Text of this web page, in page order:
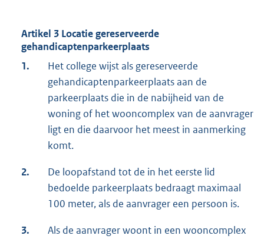
Artikel 3 Locatie gereserveerde
gehandicaptenparkeerplaats
1.
Het college wijst als gereserveerde
gehandicaptenparkeerplaats aan de
parkeerplaats die in de nabijheid van de
woning of het wooncomplex van de aanvrager
ligt en die daarvoor het meest in aanmerking
komt.
2.
De loopafstand tot de in het eerste lid
bedoelde parkeerplaats bedraagt maximaal
100 meter, als de aanvrager een persoon is.
3.
Als de aanvrager woont in een wooncomplex